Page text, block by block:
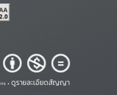
• ดูรายละเอียดสัญญา